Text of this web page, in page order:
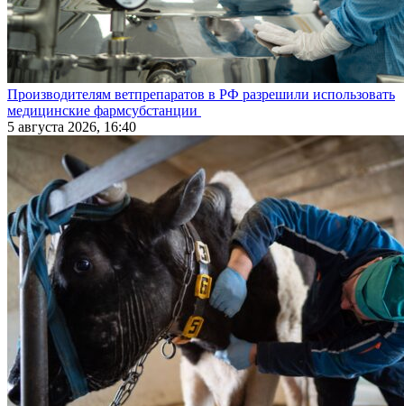
Производителям ветпрепаратов в РФ разрешили использовать
медицинские фармсубстанции
5 августа 2026, 16:40